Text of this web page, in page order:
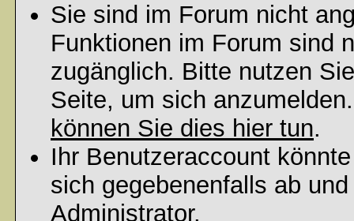
Sie sind im Forum nicht
Funktionen im Forum sind
zugänglich. Bitte nutzen
Seite, um sich
können Sie dies hier tun.
Ihr Benutzeraccount
sich gegebenenfalls ab
Administrator.